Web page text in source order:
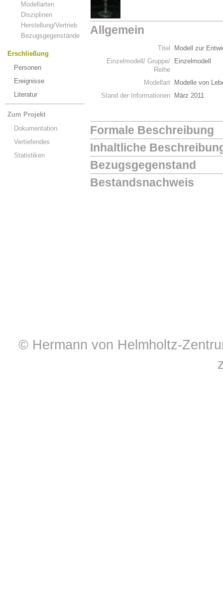
Modellarten
Disziplinen
Herstellung/Vertrieb
Bezugsgegenstände
Erschließung
Personen
Ereignisse
Literatur
Zum Projekt
Dokumentation
Vertiefendes
Statistiken
Allgemein
Titel
Modell zur
Einzelmodell/ Gruppe/
Reihe
Einzelmodell
Modellart
Modelle von
Stand der Informationen
März 2011
Formale Beschreibung
Inhaltliche
Bezugsgegenstand
Bestandsnachweis
© Hermann von Helmholtz-